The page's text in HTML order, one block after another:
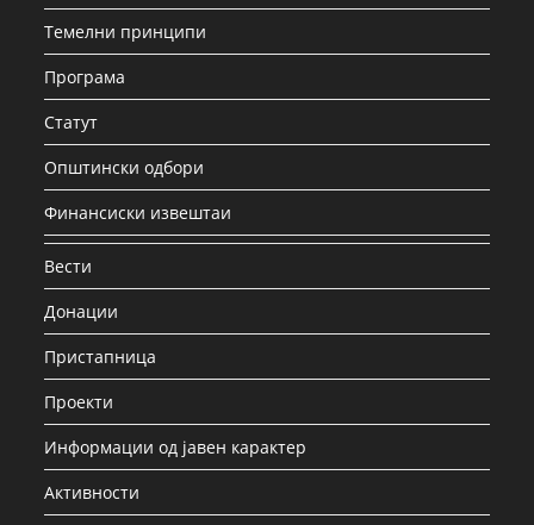
Темелни принципи
Програма
Статут
Општински одбори
Финансиски извештаи
Вести
Донации
Пристапница
Проекти
Информации од јавен карактер
Активности